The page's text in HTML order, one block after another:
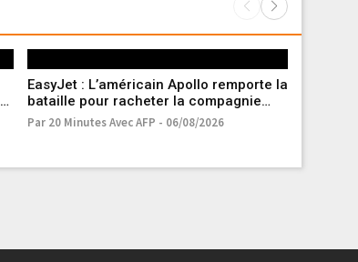
EasyJet : L’américain Apollo remporte la
bataille pour racheter la compagnie
aérienne low-cost
Par 20 Minutes Avec AFP - 06/08/2026